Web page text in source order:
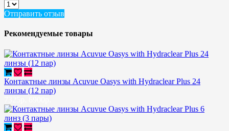
Отправить отзыв
Рекомендуемые товары
Контактные линзы Acuvue Oasys with Hydraclear Plus 24
линзы (12 пар)